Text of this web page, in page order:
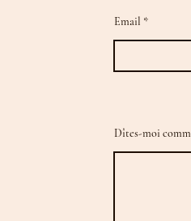
Email
Dîtes-moi